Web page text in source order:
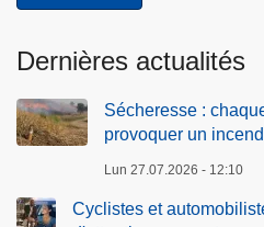
Dernières actualités
Sécheresse :
provoquer un
Lun 27.07.2026 - 12:10
Cyclistes et